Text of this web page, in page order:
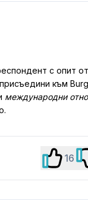
с опит
към
международни
16